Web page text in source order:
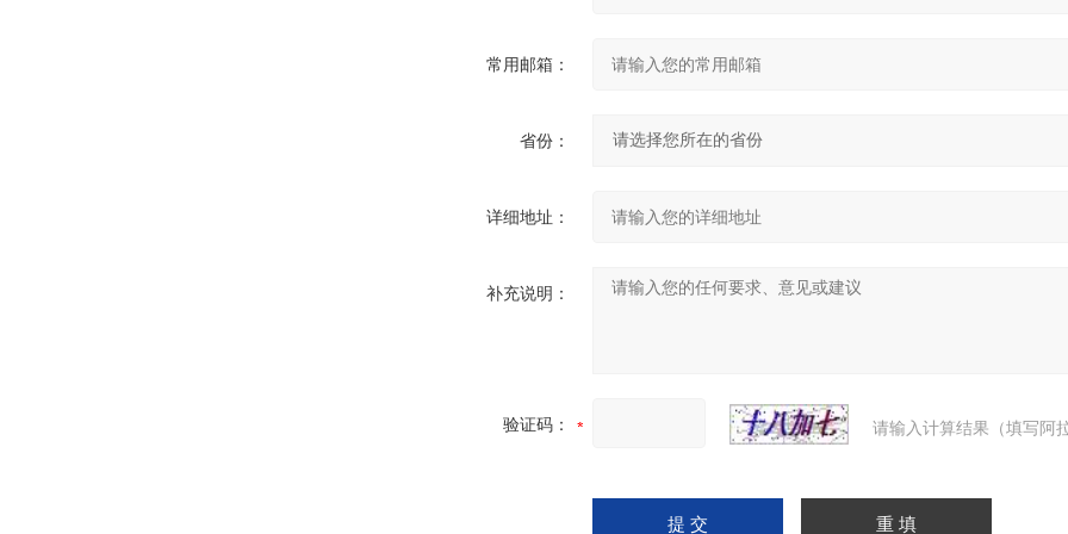
常用邮箱：
省份：
详细地址：
补充说明：
验证码： 请输入计算结果（填写阿